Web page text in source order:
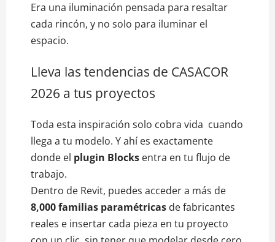
Era una iluminación pensada para resaltar
cada rincón, y no solo para iluminar el
espacio.
Lleva las tendencias de CASACOR
2026 a tus proyectos
Toda esta inspiración solo cobra vida cuando
llega a tu modelo. Y ahí es exactamente
donde el plugin Blocks entra en tu flujo de
trabajo.
Dentro de Revit, puedes acceder a más de
8,000 familias paramétricas de fabricantes
reales e insertar cada pieza en tu proyecto